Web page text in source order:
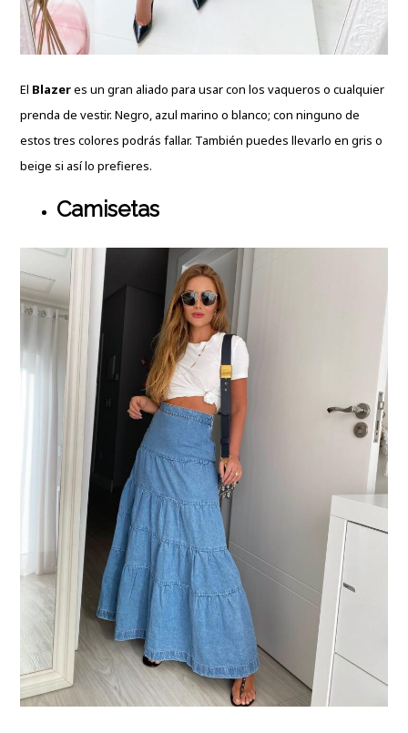
El Blazeres un gran aliado para usar con los vaqueros o cualquier
prenda de vestir. Negro, azul marino o blanco; con ninguno de
estos tres colores podrás fallar. También puedes llevarlo en gris o
beige si así lo prefieres.
Camisetas